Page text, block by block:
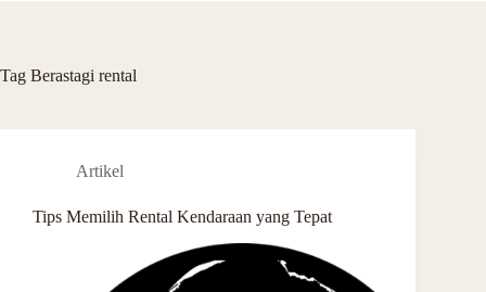
Tag Berastagi rental
Artikel
Tips Memilih Rental Kendaraan yang Tepat